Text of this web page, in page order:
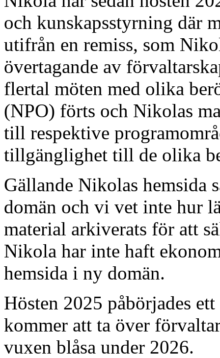
och kunskapsstyrning där
utifrån en remiss, som
övertagande av
flertal möten med olika
(NPO) förts och Nikolas
till respektive
tillgänglighet till de olika
Gällande Nikolas hemsida
domän och vi vet inte hur
material arkiverats för att
Nikola har inte haft
hemsida i ny domän.
Hösten 2025 påbörjades
kommer att ta över
vuxen blåsa under 2026.